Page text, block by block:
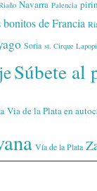
Navarra Palencia
bonitos de Francia
Soria st. Cirque
Súbete al
Via de la Plata en
Vía de la Plata